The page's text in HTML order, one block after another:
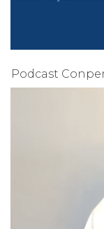
Podcast